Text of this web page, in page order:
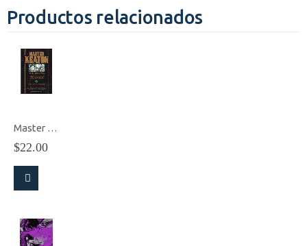
original
era:
actual
es:
Productos relacionados
Master Keaton Vol.2
$22.00